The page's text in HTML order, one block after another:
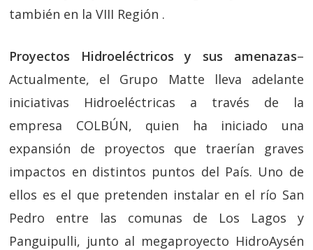
también en la VIII Región .
Proyectos Hidroeléctricos y sus amenazas–
Actualmente, el Grupo Matte lleva adelante
iniciativas Hidroeléctricas a través de la
empresa COLBÚN, quien ha iniciado una
expansión de proyectos que traerían graves
impactos en distintos puntos del País. Uno de
ellos es el que pretenden instalar en el río San
Pedro entre las comunas de Los Lagos y
Panguipulli, junto al megaproyecto HidroAysén